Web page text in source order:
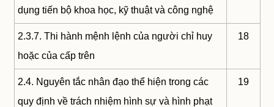
dụng tiến bộ khoa học, kỹ thuật và công nghệ
2.3.7. Thi hành mệnh lệnh của người chỉ huy
hoặc của cấp trên
18
2.4. Nguyên tắc nhân đạo thể hiện trong các
quy định về trách nhiệm hình sự và hình phạt
19